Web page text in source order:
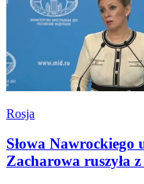
Rosja
Słowa Nawrockiego
Zacharowa ruszyła